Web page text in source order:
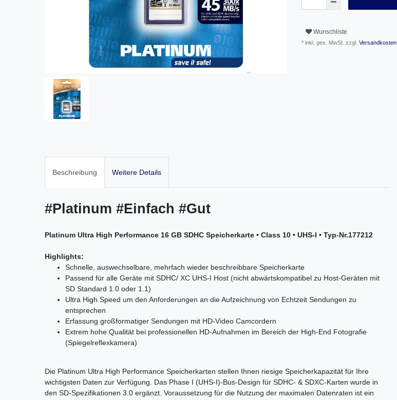
Wunschliste
* inkl. ges. MwSt. zzgl. Versandkosten
Beschreibung Weitere Details
#Platinum #Einfach #Gut
Platinum Ultra High Performance 16 GB SDHC Speicherkarte • Class 10 • UHS-I • Typ-Nr.177212
Highlights:
Schnelle, auswechselbare, mehrfach wieder beschreibbare Speicherkarte
Passend für alle Geräte mit SDHC/ XC UHS-I Host (nicht abwärtskompatibel zu Host-Geräten mit
SD Standard 1.0 oder 1.1)
Ultra High Speed um den Anforderungen an die Aufzeichnung von Echtzeit Sendungen zu
entsprechen
Erfassung großformatiger Sendungen mit HD-Video Camcordern
Extrem hohe Qualität bei professionellen HD-Aufnahmen im Bereich der High-End Fotografie
(Spiegelreflexkamera)
Die Platinum Ultra High Performance Speicherkarten stellen Ihnen riesige Speicherkapazität für Ihre
wichtigsten Daten zur Verfügung. Das Phase I (UHS-I)-Bus-Design für SDHC- & SDXC-Karten wurde in
den SD-Spezifikationen 3.0 ergänzt. Voraussetzung für die Nutzung der maximalen Datenraten ist ein